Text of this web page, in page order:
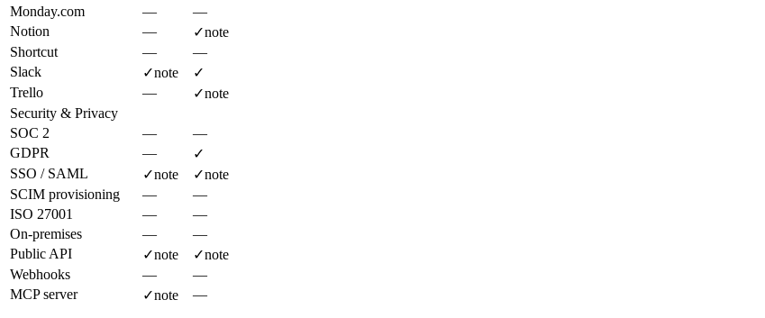
Monday.com
—
—
Notion
— ✓note
Shortcut
—
—
Slack
✓note
✓
Trello
— ✓note
Security & Privacy
SOC 2
—
—
GDPR
—
✓
SSO / SAML
✓note ✓note
SCIM provisioning
—
—
ISO 27001
—
—
On-premises
—
—
Public API
✓note ✓note
Webhooks
—
—
MCP server
✓note —